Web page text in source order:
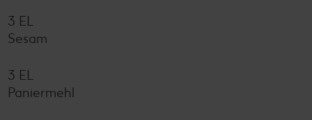
3 EL
Sesam
3 EL
Paniermehl